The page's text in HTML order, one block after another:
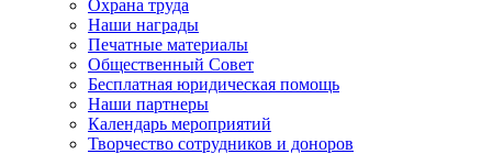
Охрана труда
Наши награды
Печатные материалы
Общественный Совет
Бесплатная юридическая помощь
Наши партнеры
Календарь мероприятий
Творчество сотрудников и доноров